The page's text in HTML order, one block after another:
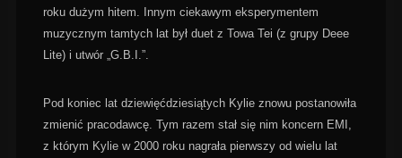
roku dużym hitem. Innym ciekawym eksperymentem
muzycznym tamtych lat był duet z Towa Tei (z grupy Deee
Lite) i utwór „G.B.I.”.
Pod koniec lat dziewięćdziesiątych Kylie znowu postanowiła
zmienić pracodawcę. Tym razem stał się nim koncern EMI,
z którym Kylie w 2000 roku nagrała pierwszy od wielu lat